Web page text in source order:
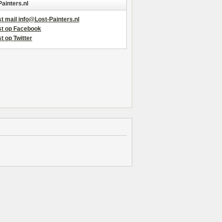
mail info@Lost-Painters.nl
op Facebook
op Twitter